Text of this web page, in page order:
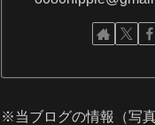
※当ブログの情報（写